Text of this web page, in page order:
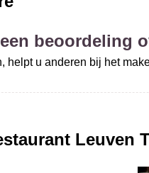
beoordeling
helpt u anderen bij het
Leuven